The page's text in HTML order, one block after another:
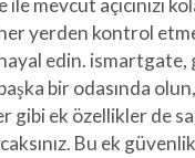
mevcut açıcınızı
yerden kontrol
edin.
bir odasında
ek özellikler de
Bu ek